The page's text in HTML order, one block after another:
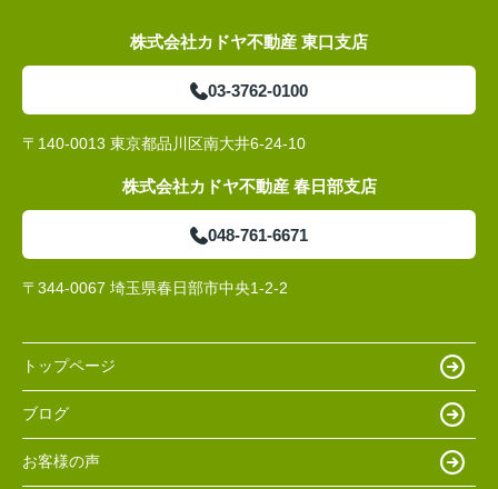
株式会社カドヤ不動産 東口支店
03-3762-0100
〒140-0013 東京都品川区南大井6-24-10
株式会社カドヤ不動産 春日部支店
048-761-6671
〒344-0067 埼玉県春日部市中央1-2-2
トップページ
ブログ
お客様の声